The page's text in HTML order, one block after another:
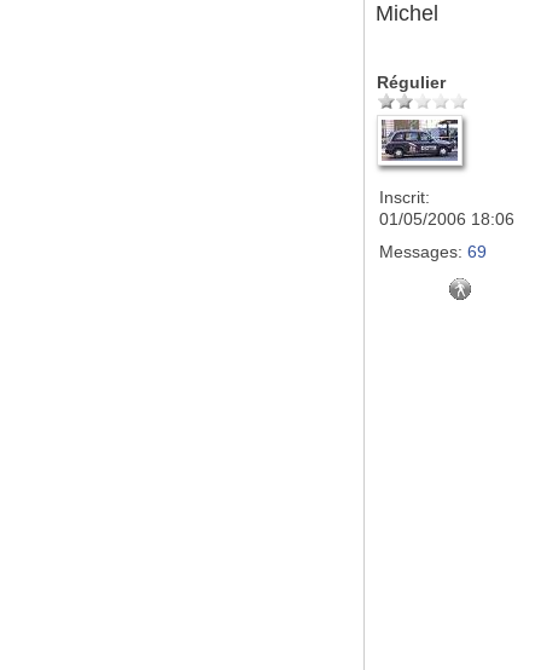
Michel
Régulier
Inscrit:
01/05/2006 18:06
Messages: 69